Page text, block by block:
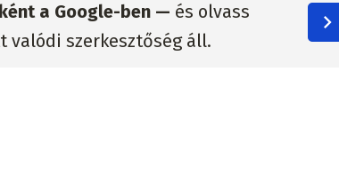
a Google-ben — és olvass
valódi szerkesztőség áll.